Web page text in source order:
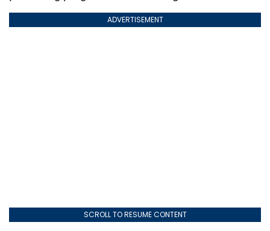
ADVERTISEMENT
SCROLL TO RESUME CONTENT